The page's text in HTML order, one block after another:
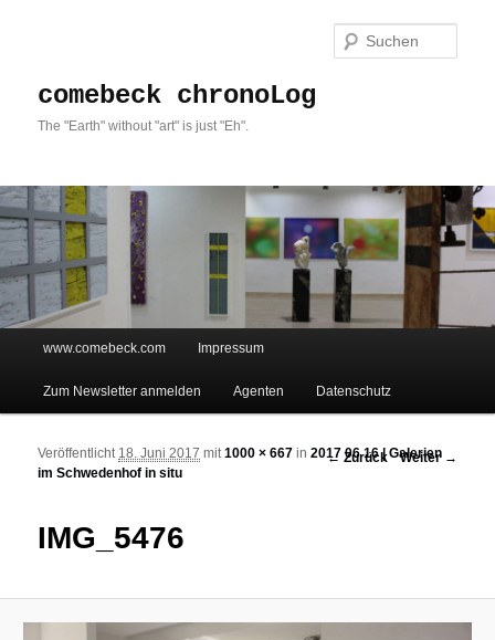
comebeck chronoLog
The "Earth" without "art" is just "Eh".
Zum Inhalt wechseln
Zum sekundären Inhalt wechseln
www.comebeck.com Impressum
Zum Newsletter anmelden Agenten Datenschutz
Bilder-Navigation
← Zurück Weiter →
IMG_5476
Veröffentlicht 18. Juni 2017 mit1000 × 667 in2017 06 16 | Galerien
im Schwedenhof in situ